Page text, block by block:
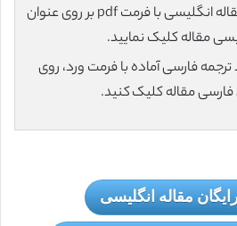
برای دانلود رایگان مقاله انگلیسی با فرمت pdf بر روی عنوان
مقاله کلیک نمایید.
ترجمه فارسی آماده با فرمت ورد، روی
فارسی مقاله کلیک کنید.
مقاله انگلیسی